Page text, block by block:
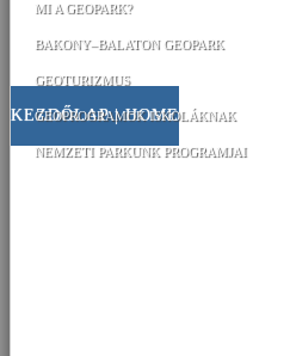
KEZDŐLAP | HOME
MI A GEOPARK?
BAKONY–BALATON GEOPARK
GEOTURIZMUS
GEOPROGRAMOK ISKOLÁKNAK
NEMZETI PARKUNK PROGRAMJAI